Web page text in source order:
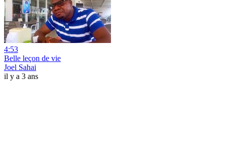
4:53
Belle leçon de vie
Joel Sahai
il y a 3 ans